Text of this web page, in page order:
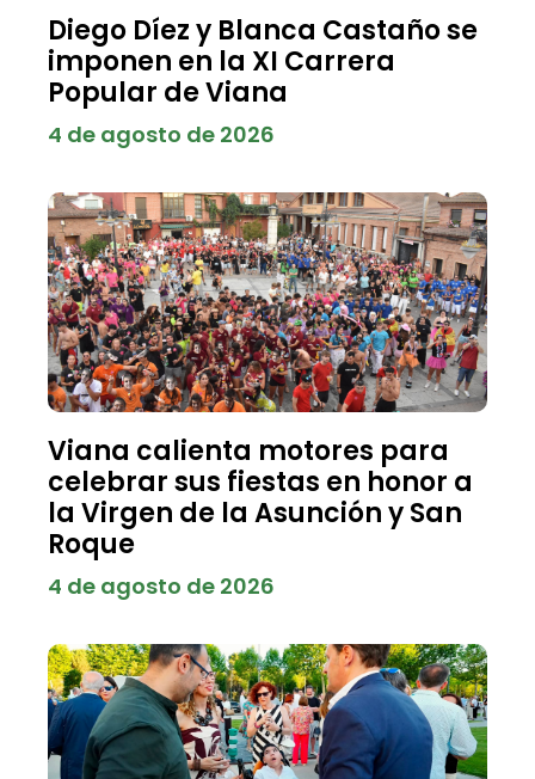
Diego Díez y Blanca Castaño se
imponen en la XI Carrera
Popular de Viana
4 de agosto de 2026
Viana calienta motores para
celebrar sus fiestas en honor a
la Virgen de la Asunción y San
Roque
4 de agosto de 2026